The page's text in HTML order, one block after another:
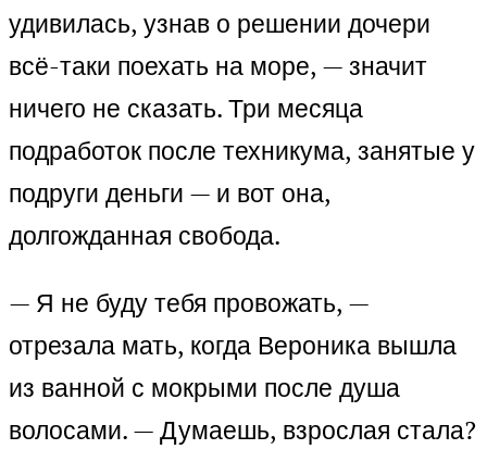
удивилась, узнав о решении дочери
всё-таки поехать на море, — значит
ничего не сказать. Три месяца
подработок после техникума, занятые у
подруги деньги — и вот она,
долгожданная свобода.
— Я не буду тебя провожать, —
отрезала мать, когда Вероника вышла
из ванной с мокрыми после душа
волосами. — Думаешь, взрослая стала?